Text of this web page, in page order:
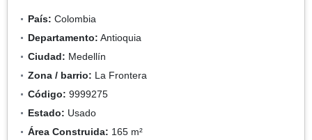
País: Colombia
Departamento: Antioquia
Ciudad: Medellín
Zona / barrio: La Frontera
Código: 9999275
Estado: Usado
Área Construida: 165 m²